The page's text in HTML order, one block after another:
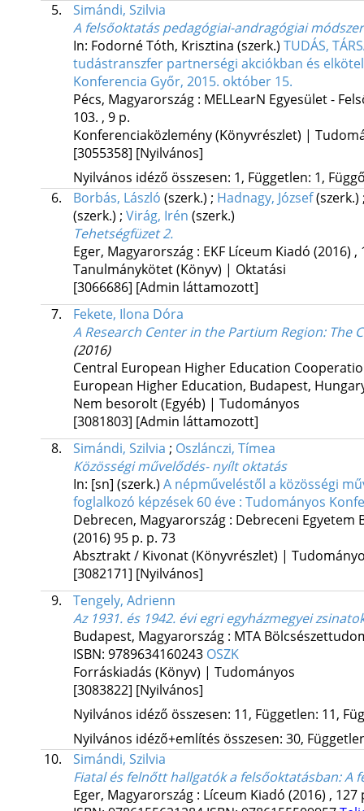
5.
Simándi, Szilvia
A felsőoktatás pedagógiai-andragógiai
In: Fodorné Tóth, Krisztina (szerk.) TUDÁS,
tudástranszfer partnerségi akciókban és
Konferencia Győr, 2015. október 15.
Pécs, Magyarország : MELLearN Egyesület -
103. , 9 p.
Konferenciaközlemény (Könyvrészlet) |
[3055358] [Nyilvános]
Nyilvános idéző összesen: 1, Független: 1,
6.
Borbás, László (szerk.) ; Hadnagy, József(szerk.)
(szerk.) ; Virág, Irén (szerk.)
Tehetségfüzet 2.
Eger, Magyarország : EKF Líceum Kiadó (2016) ,
Tanulmánykötet (Könyv) | Oktatási
[3066686] [Admin láttamozott]
7.
Fekete, Ilona Dóra
A Research Center in the Partium Region:
(2016)
Central European Higher Education
European Higher Education, Budapest,
Nem besorolt (Egyéb) | Tudományos
[3081803] [Admin láttamozott]
8.
Simándi, Szilvia ; Oszlánczi, Tímea
Közösségi művelődés- nyílt oktatás
In: [sn] (szerk.) A népműveléstől a közösségi
foglalkozó képzések 60 éve : Tudományos
Debrecen, Magyarország : Debreceni Egyetem
(2016) 95 p. p. 73
Absztrakt / Kivonat (Könyvrészlet) |
[3082171] [Nyilvános]
9.
Tengely, Adrienn
Az 1931. és 1942. évi egri egyházmegyei
Budapest, Magyarország : MTA
ISBN: 9789634160243 OSZK
Forráskiadás (Könyv) | Tudományos
[3083822] [Nyilvános]
Nyilvános idéző összesen: 11, Független: 11,
Nyilvános idéző+említés összesen: 30,
10.
Simándi, Szilvia
Fiatal és felnőtt hallgatók a felsőoktatásban: A
Eger, Magyarország : Líceum Kiadó (2016) , 127